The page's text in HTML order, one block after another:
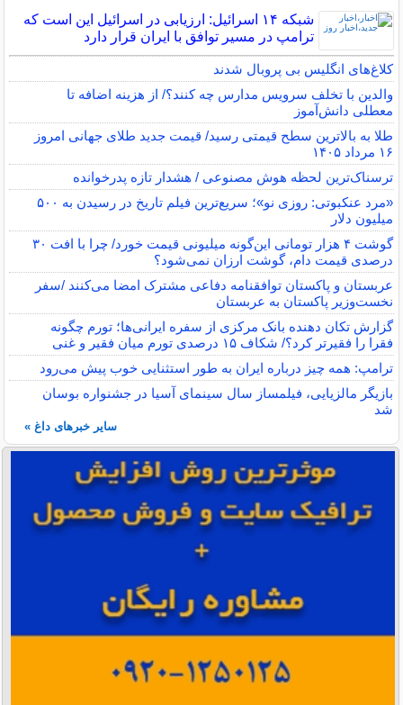
شبکه ۱۴ اسرائیل: ارزیابی در اسرائیل این است که
ترامپ در مسیر توافق با ایران قرار دارد
کلاغ‌های انگلیس بی پروبال شدند
والدین با تخلف سرویس مدارس چه کنند؟/ از هزینه اضافه تا
معطلی دانش‌آموز
طلا به بالاترین سطح قیمتی رسید/ قیمت جدید طلای جهانی امروز
۱۶ مرداد ۱۴۰۵
ترسناک‌ترین لحظه هوش مصنوعی / هشدار تازه پدرخوانده
«مرد عنکبوتی: روزی نو»؛ سریع‌ترین فیلم تاریخ در رسیدن به ۵۰۰
میلیون دلار
گوشت ۴ هزار تومانی این‌گونه میلیونی قیمت خورد/ چرا با افت ۳۰
درصدی قیمت دام، گوشت ارزان نمی‌شود؟
عربستان و پاکستان توافقنامه دفاعی مشترک امضا می‌کنند /سفر
نخست‌وزیر پاکستان به عربستان
گزارش تکان‌ دهنده بانک مرکزی از سفره ایرانی‌ها؛ تورم چگونه
فقرا را فقیرتر کرد؟/ شکاف ۱۵ درصدی تورم میان فقیر و غنی
ترامپ: همه چیز درباره ایران به طور استثنایی خوب پیش می‌رود
بازیگر مالزیایی، فیلمساز سال سینمای آسیا در جشنواره بوسان
شد
سایر خبرهای داغ »